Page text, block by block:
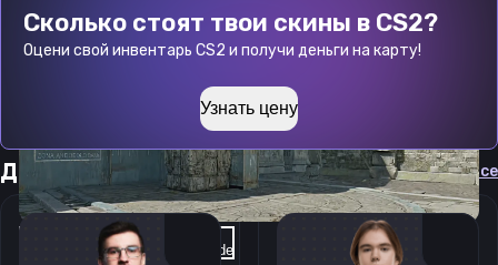
Previous slide Next slide
Сколько стоят твои скины в CS2?
Оцени свой инвентарь CS2 и получи деньги на карту!
Узнать цену
Другие прицелы Cмотреть все